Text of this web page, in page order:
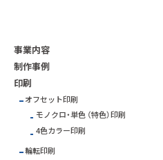
事業内容
制作事例
印刷
オフセット印刷
モノクロ・単色 （特色）印刷
4色カラー印刷
輪転印刷